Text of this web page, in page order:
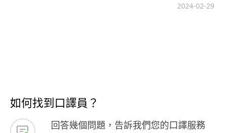
2024-02-29
如何找到口譯員？
回答幾個問題，告訴我們您的口譯服務